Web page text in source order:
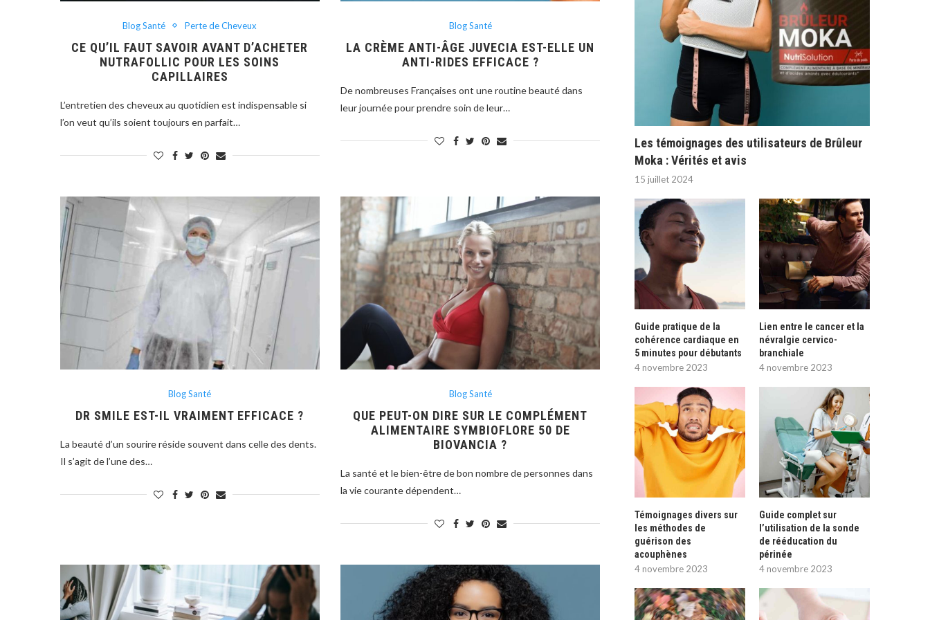
Blog Santé Perte de Cheveux
CE QU’IL FAUT SAVOIR AVANT D’ACHETER
NUTRAFOLLIC POUR LES SOINS
CAPILLAIRES
L’entretien des cheveux au quotidien est indispensable si
l’on veut qu’ils soient toujours en parfait…
Blog Santé
LA CRÈME ANTI-ÂGE JUVECIA EST-ELLE UN
ANTI-RIDES EFFICACE ?
De nombreuses Françaises ont une routine beauté dans
leur journée pour prendre soin de leur…
Blog Santé
DR SMILE EST-IL VRAIMENT EFFICACE ?
La beauté d’un sourire réside souvent dans celle des dents.
Il s’agit de l’une des…
Blog Santé
QUE PEUT-ON DIRE SUR LE COMPLÉMENT
ALIMENTAIRE SYMBIOFLORE 50 DE
BIOVANCIA ?
La santé et le bien-être de bon nombre de personnes dans
la vie courante dépendent…
Les témoignages des utilisateurs de Brûleur
Moka : Vérités et avis
15 juillet 2024
Guide pratique de la
cohérence cardiaque en
5 minutes pour débutants
4 novembre 2023
Lien entre le cancer et la
névralgie cervico-
branchiale
4 novembre 2023
Témoignages divers sur
les méthodes de
guérison des
acouphènes
4 novembre 2023
Guide complet sur
l’utilisation de la sonde
de rééducation du
périnée
4 novembre 2023